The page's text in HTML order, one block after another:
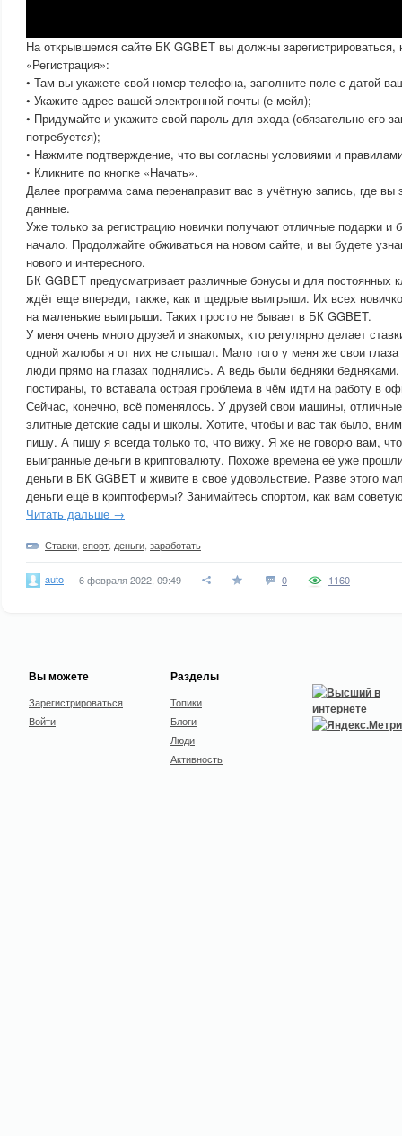
На открывшемся сайте БК GGBET вы должны зарегистрироваться,
«Регистрация»:
• Там вы укажете свой номер телефона, заполните поле с датой
• Укажите адрес вашей электронной почты (е-мейл);
• Придумайте и укажите свой пароль для входа (обязательно его
потребуется);
• Нажмите подтверждение, что вы согласны условиями и
• Кликните по кнопке «Начать».
Далее программа сама перенаправит вас в учётную запись, где вы
данные.
Уже только за регистрацию новички получают отличные подарки и
начало. Продолжайте обживаться на новом сайте, и вы будете
нового и интересного.
БК GGBET предусматривает различные бонусы и для постоянных
ждёт еще впереди, также, как и щедрые выигрыши. Их всех
на маленькие выигрыши. Таких просто не бывает в БК GGBET.
У меня очень много друзей и знакомых, кто регулярно делает
одной жалобы я от них не слышал. Мало того у меня же свои глаза
люди прямо на глазах поднялись. А ведь были бедняки
постираны, то вставала острая проблема в чём идти на работу в
Сейчас, конечно, всё поменялось. У друзей свои машины,
элитные детские сады и школы. Хотите, чтобы и вас так было,
пишу. А пишу я всегда только то, что вижу. Я же не говорю вам,
выигранные деньги в криптовалюту. Похоже времена её уже
деньги в БК GGBET и живите в своё удовольствие. Разве этого
деньги ещё в криптофермы? Занимайтесь спортом, как вам
Читать дальше →
Ставки спорт деньги заработать
auto 6 февраля 2022, 09:49 0 1160
Вы можете
Зарегистрироваться
Войти
Разделы
Топики
Блоги
Люди
Активность